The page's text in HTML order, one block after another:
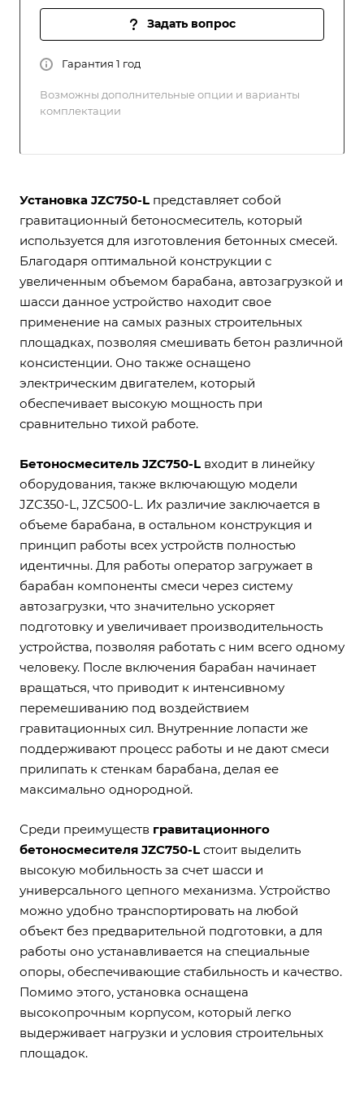
Задать вопрос
Гарантия 1 год
Возможны дополнительные опции и варианты
комплектации
Установка JZC750-L представляет собой
гравитационный бетоносмеситель, который
используется для изготовления бетонных смесей.
Благодаря оптимальной конструкции с
увеличенным объемом барабана, автозагрузкой и
шасси данное устройство находит свое
применение на самых разных строительных
площадках, позволяя смешивать бетон различной
консистенции. Оно также оснащено
электрическим двигателем, который
обеспечивает высокую мощность при
сравнительно тихой работе.
Бетоносмеситель JZС750-L входит в линейку
оборудования, также включающую модели
JZС350-L, JZС500-L. Их различие заключается в
объеме барабана, в остальном конструкция и
принцип работы всех устройств полностью
идентичны. Для работы оператор загружает в
барабан компоненты смеси через систему
автозагрузки, что значительно ускоряет
подготовку и увеличивает производительность
устройства, позволяя работать с ним всего одному
человеку. После включения барабан начинает
вращаться, что приводит к интенсивному
перемешиванию под воздействием
гравитационных сил. Внутренние лопасти же
поддерживают процесс работы и не дают смеси
прилипать к стенкам барабана, делая ее
максимально однородной.
Среди преимуществ гравитационного
бетоносмесителя JZC750-L стоит выделить
высокую мобильность за счет шасси и
универсального цепного механизма. Устройство
можно удобно транспортировать на любой
объект без предварительной подготовки, а для
работы оно устанавливается на специальные
опоры, обеспечивающие стабильность и качество.
Помимо этого, установка оснащена
высокопрочным корпусом, который легко
выдерживает нагрузки и условия строительных
площадок.